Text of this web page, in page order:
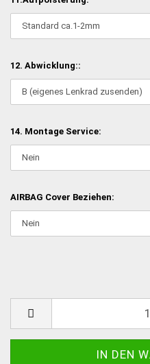
12. Abwicklung::
14. Montage Service:
AIRBAG Cover Beziehen: